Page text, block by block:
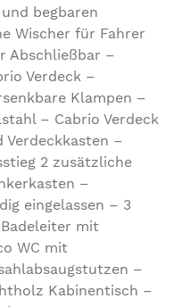
begbaren
Wischer für Fahrer
Abschließbar –
Verdeck –
Klampen –
– Cabrio Verdeck
Verdeckkasten –
2 zusätzliche
–
eingelassen – 3
mit
WC mit
–
Kabinentisch –